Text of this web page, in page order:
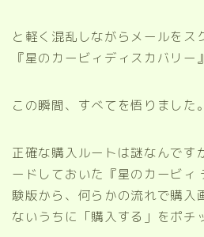
と軽く混乱しながらメールを
『星のカービィディスカバリー
この瞬間、すべてを悟りました。
正確な購入ルートは謎なんです
ードしておいた『星のカービィ
験版から、何らかの流れで購入
ないうちに「購入する」をポチ